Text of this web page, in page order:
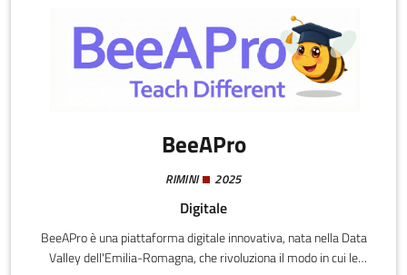
BeeAPro
RIMINI 2025
Digitale
BeeAPro è una piattaforma digitale innovativa, nata nella Data
Valley dell'Emilia-Romagna, che rivoluziona il modo in cui le